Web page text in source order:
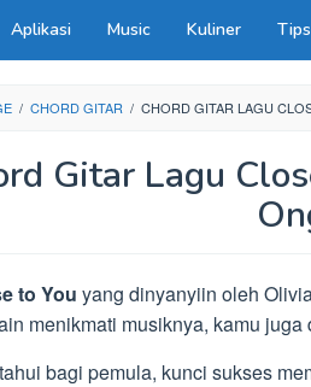
Aplikasi Music Kuliner
/ CHORD GITAR / CHORD GITAR LAGU
Gitar Lagu
to You yang dinyanyiin oleh
menikmati musiknya, kamu
bagi pemula, kunci sukses